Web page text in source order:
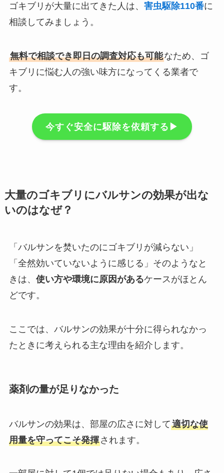
ゴキブリが大量に出てきた人は、 害虫駆除110番に
相談してみましょう。
無料で相談でき即日の調査対応も可能なため、ゴ
キブリに悩む人の強い味方になってくる業者で
す。
今すぐ安全に駆除を依頼する▶︎
大量のゴキブリにバルサンの効果が出な
いのはなぜ？
「バルサンを焚いたのにゴキブリが減らない」
「全然効いていないように感じる」そのようなと
きは、 使い方や環境に原因があるケースがほとん
どです。
ここでは、バルサンの効果が十分に得られなかっ
たときに考えられる主な理由を紹介します。
薬剤の量が足りなかった
バルサンの効果は、部屋の広さに対して適切な使
用量を守ってこそ発揮されます。